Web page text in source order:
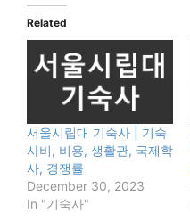
Related
서울시립대 기숙사 | 기숙
사비, 비용, 생활관, 국제학
사, 경쟁률
December 30, 2023
In "기숙사"